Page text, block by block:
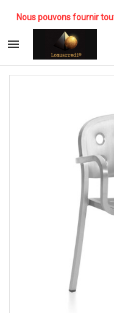
Nous pouvons fournir
